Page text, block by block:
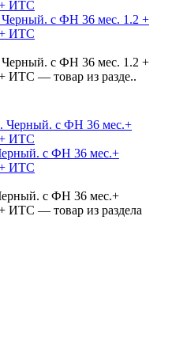
с ФН 36 мес. 1.2 +
+ ИТС
с ФН 36 мес. 1.2 +
ИТС — товар из разде..
с ФН 36 мес.+
+ ИТС
с ФН 36 мес.+
ИТС — товар из раздела